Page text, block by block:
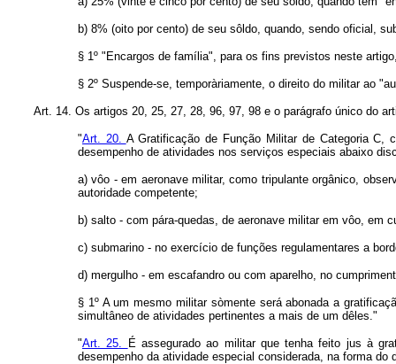
b) 8% (oito por cento) de seu sôldo, quando, sendo oficial,
§ 1º "Encargos de família", para os fins previstos neste
§ 2º Suspende-se, temporàriamente, o direito do militar ao
Art. 14. Os artigos 20, 25, 27, 28, 96, 97, 98 e o parágrafo único do
"Art. 20. A Gratificação de Função Militar de Categoria C,
desempenho de atividades nos serviços especiais abaixo
a) vôo - em aeronave militar, como tripulante orgânico,
autoridade competente;
b) salto - com pára-quedas, de aeronave militar em vôo, em
c) submarino - no exercício de funções regulamentares a
d) mergulho - em escafandro ou com aparelho, no
§ 1º A um mesmo militar sòmente será abonada a
simultâneo de atividades pertinentes a mais de um dêles."
"Art. 25. É assegurado ao militar que tenha feito jus à
desempenho da atividade especial considerada, na forma do